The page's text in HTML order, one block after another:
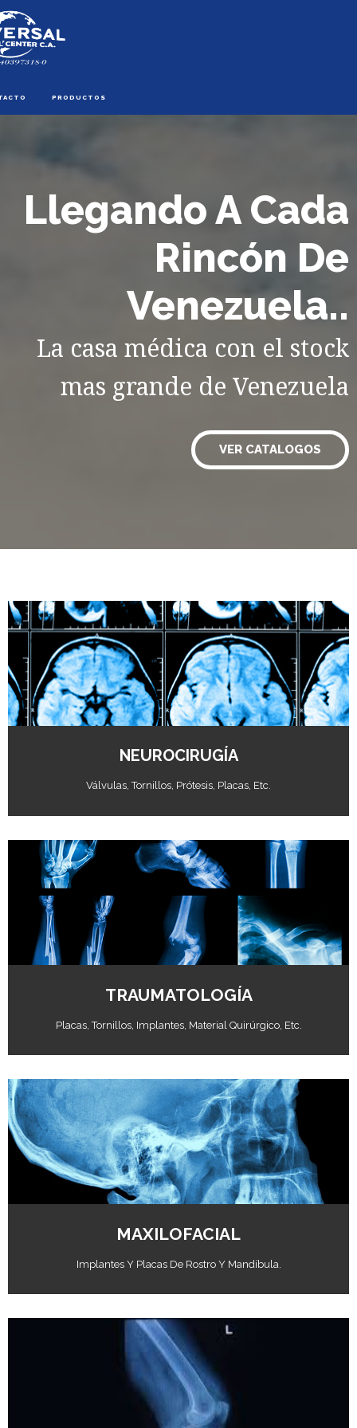
PRODUCTOS
Llegando A Cada
Rincón De
Venezuela..
La casa médica con el stock
mas grande de Venezuela
VER CATALOGOS
NEUROCIRUGÍA
Válvulas, Tornillos, Prótesis, Placas, Etc.
Abrir Catálogo
TRAUMATOLOGÍA
Placas, Tornillos, Implantes, Material Quirúrgico, Etc.
Abrir Catálogo
MAXILOFACIAL
Implantes Y Placas De Rostro Y Mandíbula.
Abrir Catálogo